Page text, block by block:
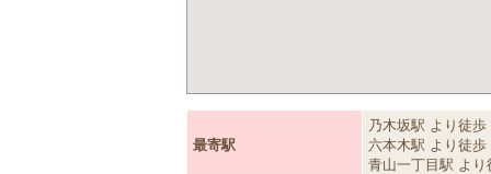
最寄駅
乃木坂駅 より徒歩
六本木駅 より徒歩
青山一丁目駅 より